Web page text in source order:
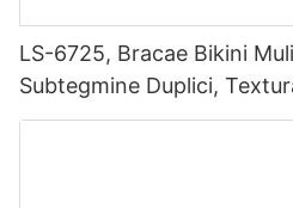
LS-6725, Bracae Bikini
Subtegmine Duplici,
Designo Sine Hurricane,